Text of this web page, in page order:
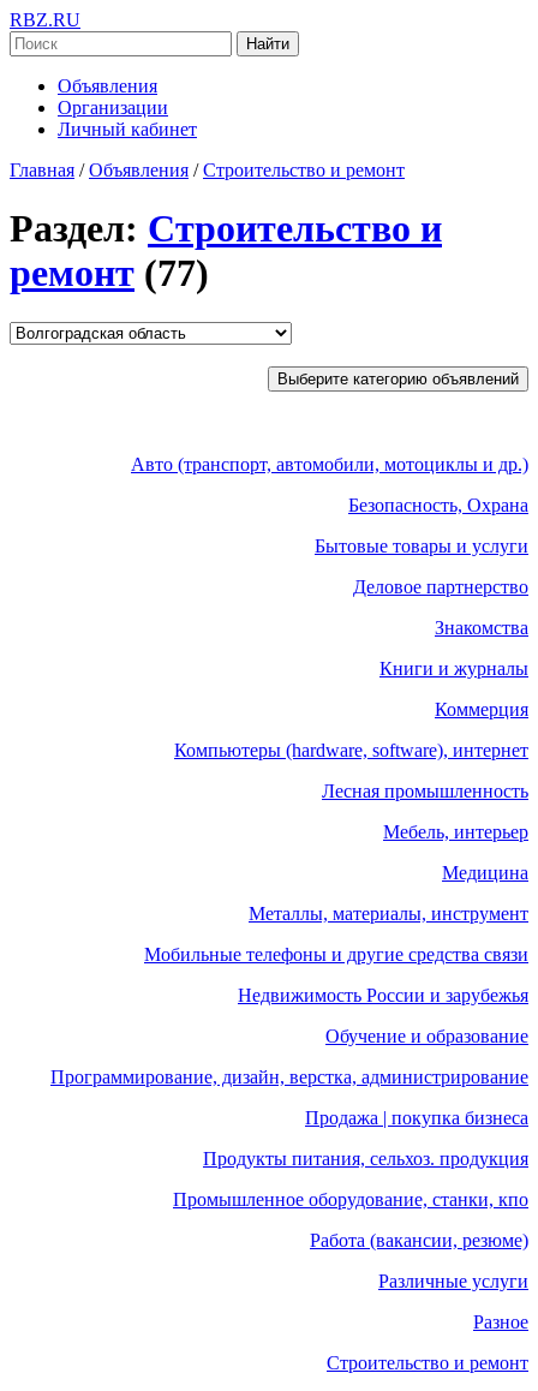
RBZ.RU
Найти
Объявления
Организации
Личный кабинет
Главная / Объявления / Строительство и ремонт
Раздел: Строительство и
ремонт (77)
Выберите категорию объявлений
Авто (транспорт, автомобили, мотоциклы и др.)
Безопасность, Охрана
Бытовые товары и услуги
Деловое партнерство
Знакомства
Книги и журналы
Коммерция
Компьютеры (hardware, software), интернет
Лесная промышленность
Мебель, интерьер
Медицина
Металлы, материалы, инструмент
Мобильные телефоны и другие средства связи
Недвижимость России и зарубежья
Обучение и образование
Программирование, дизайн, верстка, администрирование
Продажа | покупка бизнеса
Продукты питания, сельхоз. продукция
Промышленное оборудование, станки, кпо
Работа (вакансии, резюме)
Различные услуги
Разное
Строительство и ремонт